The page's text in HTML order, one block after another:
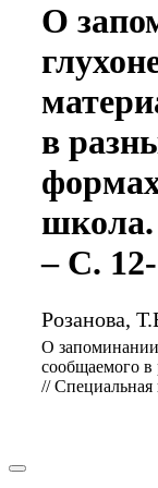
О
в
школа.
– С.
Розанова,
О
сообщаемого
//